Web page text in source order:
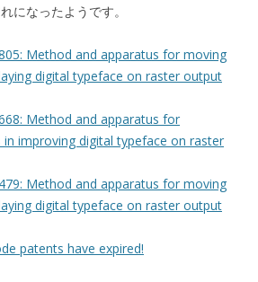
になったようです。
Method and apparatus for moving
digital typeface on raster output
Method and apparatus for
improving digital typeface on raster
Method and apparatus for moving
digital typeface on raster output
patents have expired!